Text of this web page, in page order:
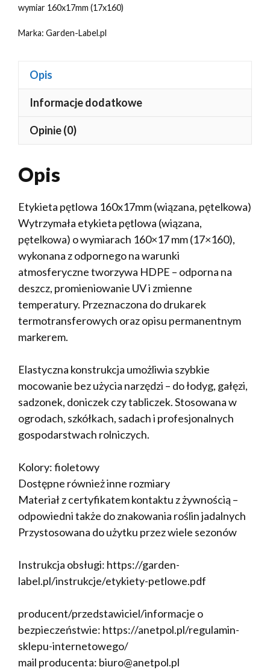
wymiar 160x17mm (17x160)
Marka: Garden-Label.pl
Opis
Informacje dodatkowe
Opinie (0)
Opis
Etykieta pętlowa 160x17mm (wiązana, pętelkowa)
Wytrzymała etykieta pętlowa (wiązana,
pętelkowa) o wymiarach 160×17 mm (17×160),
wykonana z odpornego na warunki
atmosferyczne tworzywa HDPE – odporna na
deszcz, promieniowanie UV i zmienne
temperatury. Przeznaczona do drukarek
termotransferowych oraz opisu permanentnym
markerem.
Elastyczna konstrukcja umożliwia szybkie
mocowanie bez użycia narzędzi – do łodyg, gałęzi,
sadzonek, doniczek czy tabliczek. Stosowana w
ogrodach, szkółkach, sadach i profesjonalnych
gospodarstwach rolniczych.
Kolory: fioletowy
Dostępne również inne rozmiary
Materiał z certyfikatem kontaktu z żywnością –
odpowiedni także do znakowania roślin jadalnych
Przystosowana do użytku przez wiele sezonów
Instrukcja obsługi: https://garden-
label.pl/instrukcje/etykiety-petlowe.pdf
producent/przedstawiciel/informacje o
bezpieczeństwie: https://anetpol.pl/regulamin-
sklepu-internetowego/
mail producenta: biuro@anetpol.pl